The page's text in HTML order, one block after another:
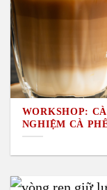
WORKSHOP:
NGHIỆM CÀ